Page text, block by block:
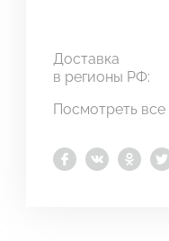
Доставка
в регионы РФ:
Посмотреть